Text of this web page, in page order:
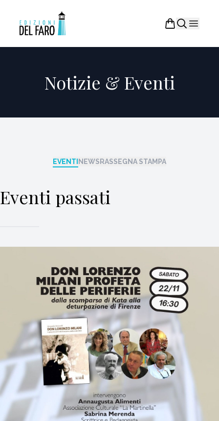
Notizie & Eventi
EVENTI NEWS RASSEGNA STAMPA
Eventi passati